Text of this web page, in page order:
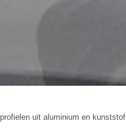
uit aluminium en kunststof